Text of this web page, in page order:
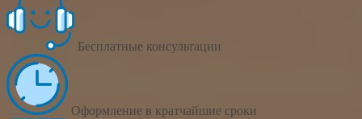
Бесплатные консультации
Оформление в кратчайшие сроки